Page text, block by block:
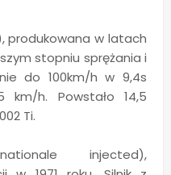
w latach
stopniu sprężania i
do 100km/h w 9,4s
km/h. Powstało 14,5
Ti.
injected),